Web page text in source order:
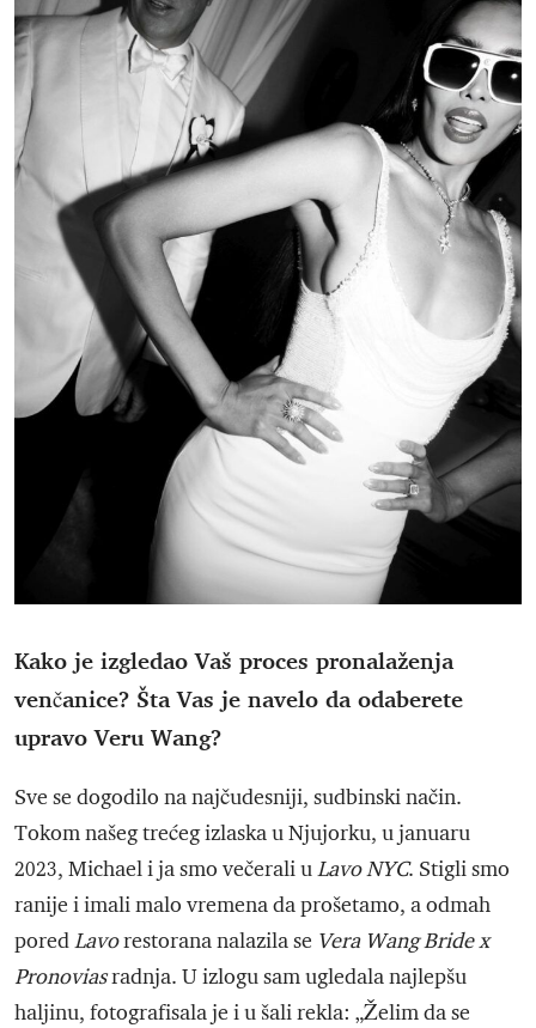
Kako je izgledao Vaš proces pronalaženja
venčanice? Šta Vas je navelo da odaberete
upravo Veru Wang?
Sve se dogodilo na najčudesniji, sudbinski način.
Tokom našeg trećeg izlaska u Njujorku, u januaru
2023, Michael i ja smo večerali uLavo NYC. Stigli smo
ranije i imali malo vremena da prošetamo, a odmah
poredLavorestorana nalazila se Vera Wang Bride x
Pronoviasradnja. U izlogu sam ugledala najlepšu
haljinu, fotografisala je i u šali rekla: „Želim da se